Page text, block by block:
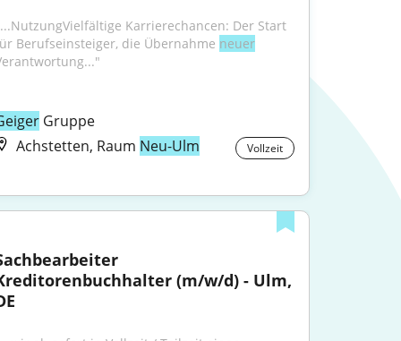
Karrierechancen: Der Start
Berufseinsteiger, die Übernahme neuer
Gruppe
Achstetten, Raum Neu-Ulm Vollzeit
(m/w/d) - Ulm,